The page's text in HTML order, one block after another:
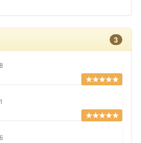
3
★★★★★
★★★★★